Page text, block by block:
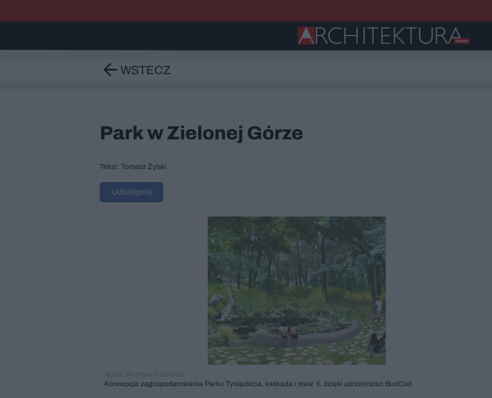
WSTECZ
Park w Zielonej Górze
Tekst: Tomasz Żylski
Udostępnij
Autor: Archiwum serwisu
Koncepcja zagospodarowania Parku Tysiąclecia, kaskada i staw. Il. dzięki uprzejmości BudCud